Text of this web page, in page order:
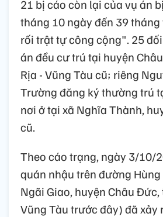
21 bị cáo còn lại của vụ án
tháng 10 ngày đến 39
rối trật tự công cộng". 25
án đều cư trú tại huyện
Rịa - Vũng Tàu cũ; riêng
Trường đăng ký thường trú
nơi ở tại xã Nghĩa Thành,
cũ.
Theo cáo trạng, ngày 3/10/
quán nhậu trên đường
Ngãi Giao, huyện Châu Đức,
Vũng Tàu trước đây) đã xảy